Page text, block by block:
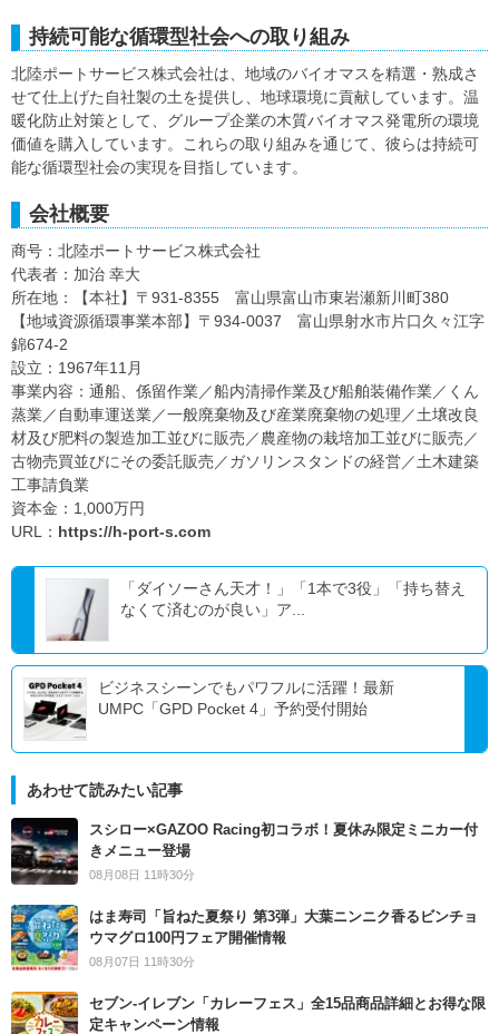
持続可能な循環型社会への取り組み
北陸ポートサービス株式会社は、地域のバイオマスを精選・熟成さ
せて仕上げた自社製の土を提供し、地球環境に貢献しています。温
暖化防止対策として、グループ企業の木質バイオマス発電所の環境
価値を購入しています。これらの取り組みを通じて、彼らは持続可
能な循環型社会の実現を目指しています。
会社概要
商号：北陸ポートサービス株式会社
代表者：加治 幸大
所在地：【本社】〒931-8355 富山県富山市東岩瀬新川町380
【地域資源循環事業本部】〒934-0037 富山県射水市片口久々江字
錦674-2
設立：1967年11月
事業内容：通船、係留作業／船内清掃作業及び船舶装備作業／くん
蒸業／自動車運送業／一般廃棄物及び産業廃棄物の処理／土壌改良
材及び肥料の製造加工並びに販売／農産物の栽培加工並びに販売／
古物売買並びにその委託販売／ガソリンスタンドの経営／土木建築
工事請負業
資本金：1,000万円
URL： https://h-port-s.com
「ダイソーさん天才！」「1本で3役」「持ち替え
なくて済むのが良い」ア...
ビジネスシーンでもパワフルに活躍！最新
UMPC「GPD Pocket 4」予約受付開始
あわせて読みたい記事
スシロー×GAZOO Racing初コラボ！夏休み限定ミニカー付
きメニュー登場
08月08日 11時30分
はま寿司「旨ねた夏祭り 第3弾」大葉ニンニク香るビンチョ
ウマグロ100円フェア開催情報
08月07日 11時30分
セブン‐イレブン「カレーフェス」全15品商品詳細とお得な限
定キャンペーン情報